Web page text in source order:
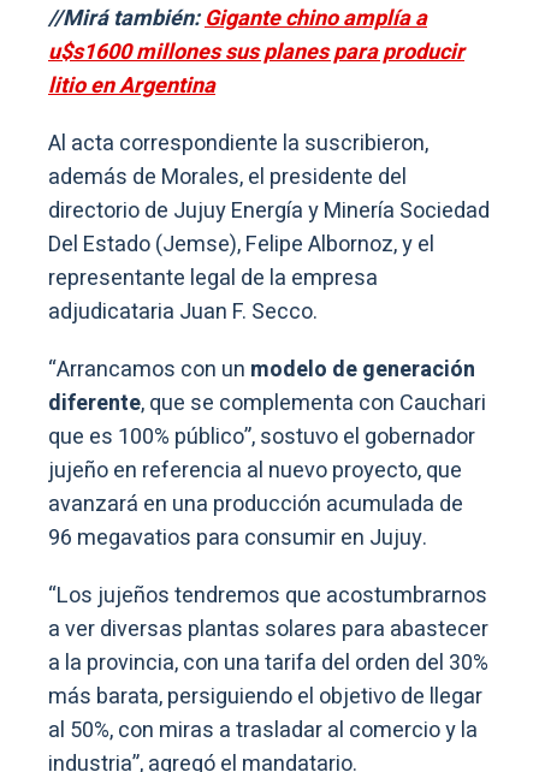
//Mirá también:Gigante chino amplía a
u$s1600 millones sus planes para producir
litio en Argentina
Al acta correspondiente la suscribieron,
además de Morales, el presidente del
directorio de Jujuy Energía y Minería Sociedad
Del Estado (Jemse), Felipe Albornoz, y el
representante legal de la empresa
adjudicataria Juan F. Secco.
“Arrancamos con un modelo de generación
diferente, que se complementa con Cauchari
que es 100% público”, sostuvo el gobernador
jujeño en referencia al nuevo proyecto, que
avanzará en una producción acumulada de
96 megavatios para consumir en Jujuy.
“Los jujeños tendremos que acostumbrarnos
a ver diversas plantas solares para abastecer
a la provincia, con una tarifa del orden del 30%
más barata, persiguiendo el objetivo de llegar
al 50%, con miras a trasladar al comercio y la
industria”, agregó el mandatario.